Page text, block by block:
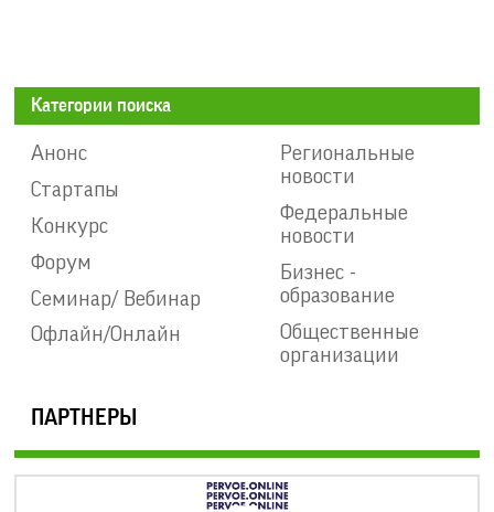
Категории поиска
Анонс
Стартапы
Конкурс
Форум
Семинар/ Вебинар
Офлайн/Онлайн
Региональные
новости
Федеральные
новости
Бизнес -
образование
Общественные
организации
ПАРТНЕРЫ